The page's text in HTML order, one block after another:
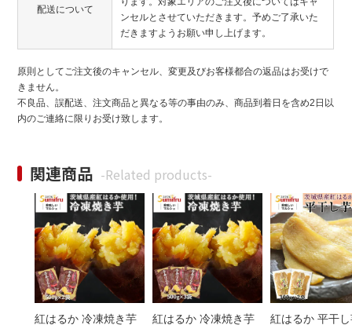
配送について
ンセルとさせていただきます。予めご了承いた
だきますようお願い申し上げます。
原則としてご注文後のキャンセル、変更及びお客様都合の返品はお受けで
きません。
不良品、誤配送、注文商品と異なる等の事由のみ、商品到着日を含め2日以
内のご連絡に限りお受け致します。
関連商品 -Related products-
紅はるか 冷凍焼き芋
紅はるか 冷凍焼き芋
紅はるか 平干